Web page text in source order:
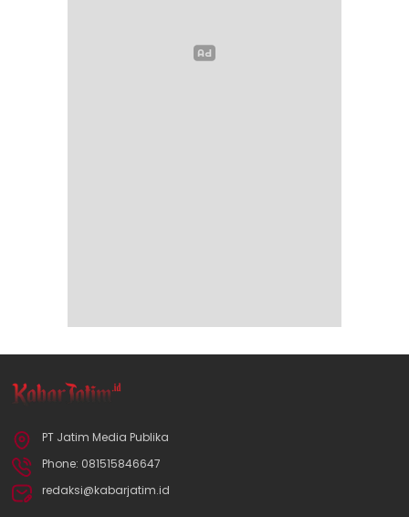
PT Jatim Media Publika
Phone: 081515846647
redaksi@kabarjatim.id